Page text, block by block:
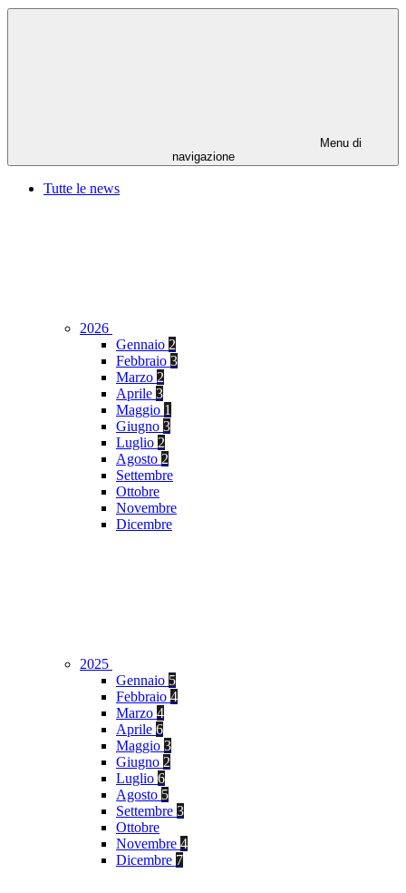
Menu di
navigazione
Tutte le news
2026
Gennaio 2
Febbraio 3
Marzo 2
Aprile 3
Maggio 1
Giugno 3
Luglio 2
Agosto 2
Settembre
Ottobre
Novembre
Dicembre
2025
Gennaio 5
Febbraio 4
Marzo 4
Aprile 6
Maggio 3
Giugno 2
Luglio 6
Agosto 5
Settembre 3
Ottobre
Novembre 4
Dicembre 7